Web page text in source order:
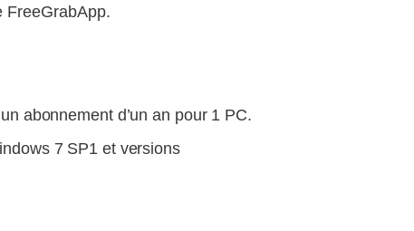
FreeGrabApp.
abonnement d’un an pour 1 PC.
7 SP1 et versions